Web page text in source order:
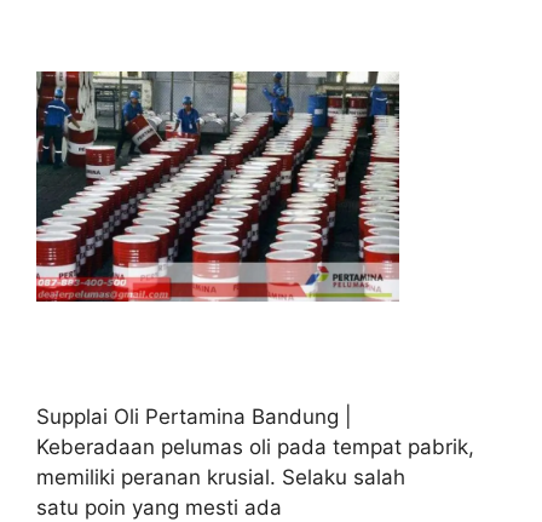
Supplai Oli Pertamina Bandung |
Keberadaan pelumas oli pada tempat pabrik,
memiliki peranan krusial. Selaku salah
satu poin yang mesti ada